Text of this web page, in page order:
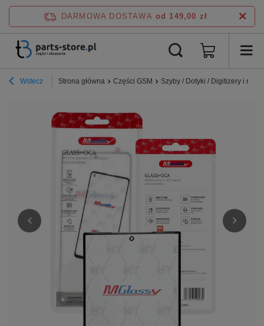
DARMOWA DOSTAWA od 149,00 zł
Wstecz Strona główna Części GSM Szyby / Dotyki / Digitizery i ramki